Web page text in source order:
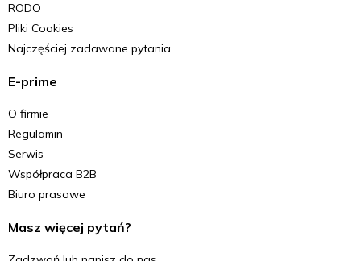
RODO
Pliki Cookies
Najczęściej zadawane pytania
E-prime
O firmie
Regulamin
Serwis
Współpraca B2B
Biuro prasowe
Masz więcej pytań?